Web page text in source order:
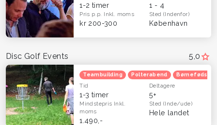
1-2 timer 1 - 4
Pris p.p. Inkl. moms
kr 200-300
Sted(Indenfor)
København
5,0
Disc Golf Events
Teambuilding Polterabend
Tid
1-3 timer
Deltagere
5+
Mindstepris Inkl.
moms
1.490,-
Sted(Inde/ude)
Hele landet